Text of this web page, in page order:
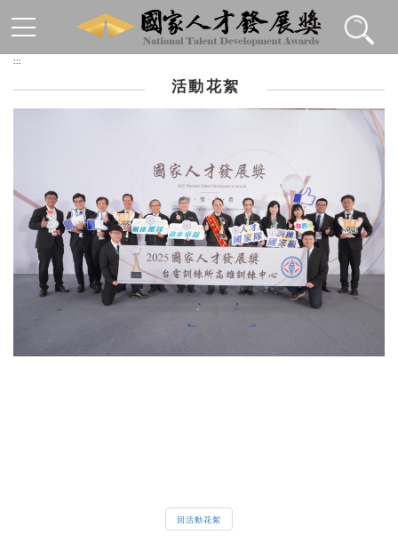
:::
活動花絮
回活動花絮